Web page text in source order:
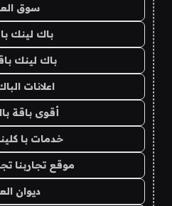
سوق
باك لينك
باك لينك باقة
اعلانات
أقوى باقة
خدمات با كلينك
موقع تجاربنا
ديوان